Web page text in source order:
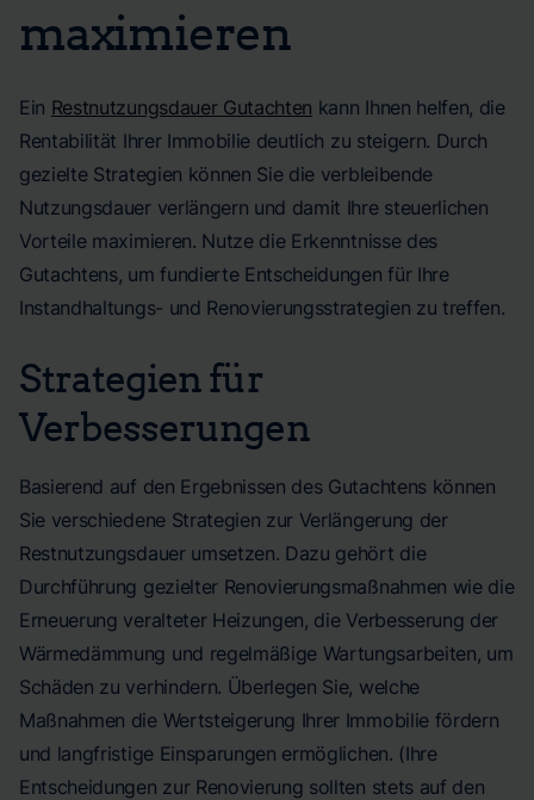
maximieren
Ein Restnutzungsdauer Gutachten kann Ihnen helfen, die
Rentabilität Ihrer Immobilie deutlich zu steigern. Durch
gezielte Strategien können Sie die verbleibende
Nutzungsdauer verlängern und damit Ihre steuerlichen
Vorteile maximieren. Nutze die Erkenntnisse des
Gutachtens, um fundierte Entscheidungen für Ihre
Instandhaltungs- und Renovierungsstrategien zu treffen.
Strategien für
Verbesserungen
Basierend auf den Ergebnissen des Gutachtens können
Sie verschiedene Strategien zur Verlängerung der
Restnutzungsdauer umsetzen. Dazu gehört die
Durchführung gezielter Renovierungsmaßnahmen wie die
Erneuerung veralteter Heizungen, die Verbesserung der
Wärmedämmung und regelmäßige Wartungsarbeiten, um
Schäden zu verhindern. Überlegen Sie, welche
Maßnahmen die Wertsteigerung Ihrer Immobilie fördern
und langfristige Einsparungen ermöglichen. (Ihre
Entscheidungen zur Renovierung sollten stets auf den